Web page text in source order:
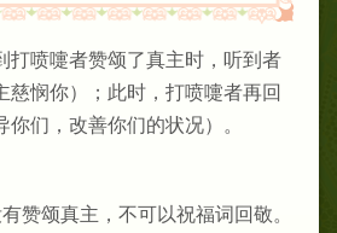
打喷嚏者赞颂了真主时，听到者
慈悯你）；此时，打喷嚏者再回
们，改善你们的状况）。
赞颂真主，不可以祝福词回敬。